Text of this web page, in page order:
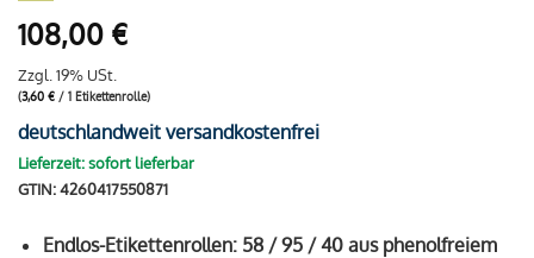
108,00 €
Zzgl. 19% USt.
(3,60 € / 1 Etikettenrolle)
deutschlandweit versandkostenfrei
Lieferzeit: sofort lieferbar
GTIN: 4260417550871
Endlos-Etikettenrollen: 58 / 95 / 40 aus phenolfreiem